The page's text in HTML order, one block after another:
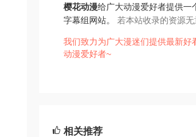
樱花动漫给广大动漫爱好者提供一
字幕组网站。 若本站收录的资源
我们致力为广大漫迷们提供最新
动漫爱好者~
相关推荐